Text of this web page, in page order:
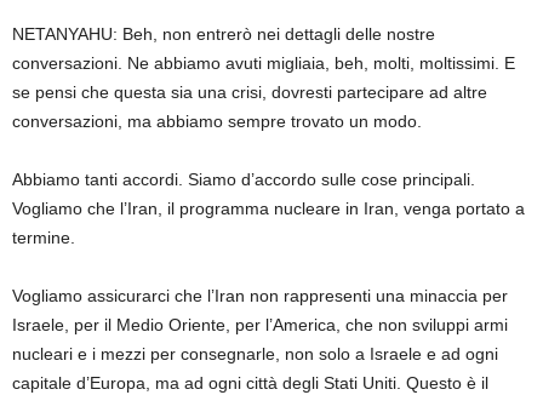
NETANYAHU: Beh, non entrerò nei dettagli delle nostre
conversazioni. Ne abbiamo avuti migliaia, beh, molti, moltissimi. E
se pensi che questa sia una crisi, dovresti partecipare ad altre
conversazioni, ma abbiamo sempre trovato un modo.
Abbiamo tanti accordi. Siamo d’accordo sulle cose principali.
Vogliamo che l’Iran, il programma nucleare in Iran, venga portato a
termine.
Vogliamo assicurarci che l’Iran non rappresenti una minaccia per
Israele, per il Medio Oriente, per l’America, che non sviluppi armi
nucleari e i mezzi per consegnarle, non solo a Israele e ad ogni
capitale d’Europa, ma ad ogni città degli Stati Uniti. Questo è il